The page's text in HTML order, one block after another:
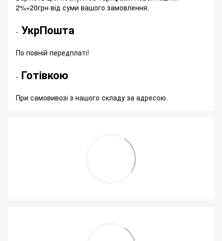
2%+20грн від суми вашого замовлення.
- УкрПошта
По повній передплаті!
- Готівкою
При самовивозі з нашого складу за адресою.